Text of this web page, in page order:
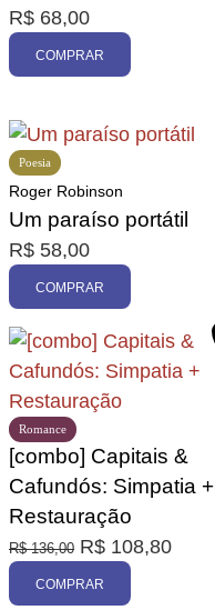
R$ 68,00
COMPRAR
Poesia
Roger Robinson
Um paraíso portátil
R$ 58,00
COMPRAR
Romance
[combo] Capitais &
Cafundós: Simpatia +
Restauração
R$136,00 R$ 108,80
COMPRAR